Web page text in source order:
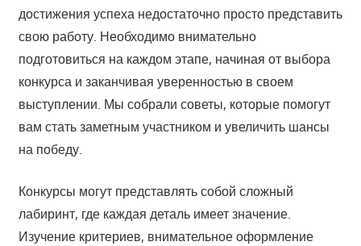
достижения успеха недостаточно просто представить
свою работу. Необходимо внимательно
подготовиться на каждом этапе, начиная от выбора
конкурса и заканчивая уверенностью в своем
выступлении. Мы собрали советы, которые помогут
вам стать заметным участником и увеличить шансы
на победу.
Конкурсы могут представлять собой сложный
лабиринт, где каждая деталь имеет значение.
Изучение критериев, внимательное оформление